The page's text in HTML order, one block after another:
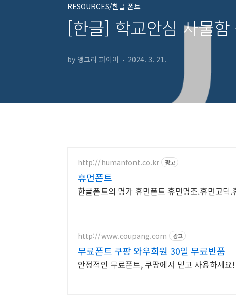
RESOURCES/한글 폰트
[한글] 학교안심 사물
by 앵그리 파이어 2024. 3. 21.
http://humanfont.co.kr 광고
휴먼폰트
한글폰트의 명가 휴먼폰트 휴먼명조.휴먼고
http://www.coupang.com 광고
무료폰트 쿠팡 와우회원 30일 무료반품
안정적인 무료폰트, 쿠팡에서 믿고 사용하세